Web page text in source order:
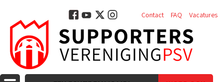
Contact FAQ Vacatures